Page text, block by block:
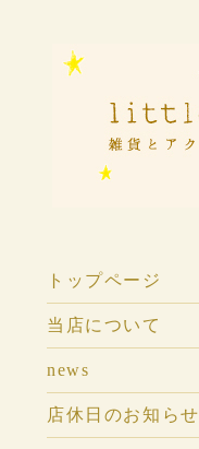
トップページ
当店について
news
店休日のお知らせ